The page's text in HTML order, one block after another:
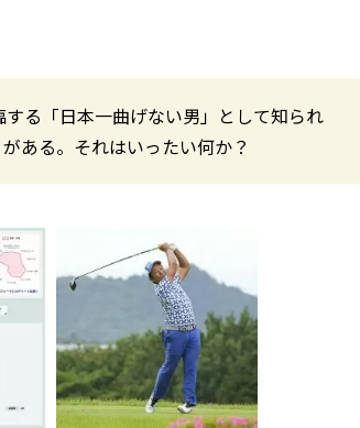
る「日本一曲げない男」として知られ
ある。それはいったい何か？